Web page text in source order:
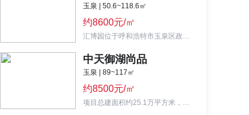
玉泉 | 50.6~118.6㎡
约8600元/㎡
汇博园位于呼和浩特市玉泉区政府斜对面,小面积住宅 价格最优惠
中天御湖尚品
玉泉 | 89~117㎡
约8500元/㎡
项目总建面积约25.1万平方米，住宅总建面约为17.3万平方米，共20栋小高层住宅。